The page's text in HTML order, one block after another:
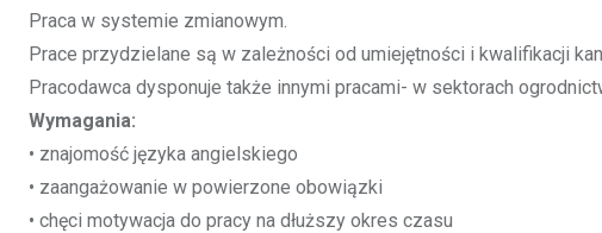
Praca w systemie zmianowym.
Prace przydzielane są w zależności od umiejętności i kwalifikacji
Pracodawca dysponuje także innymi pracami- w sektorach
Wymagania:
• znajomość języka angielskiego
• zaangażowanie w powierzone obowiązki
• chęci motywacja do pracy na dłuższy okres czasu